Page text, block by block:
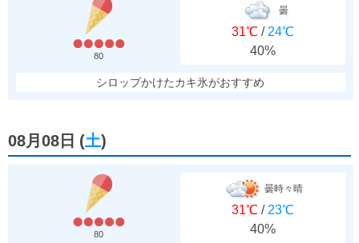
80
曇
31℃ / 24℃
40%
シロップかけたカキ氷がおすすめ
08月08日 (土)
80
曇時々晴
31℃ / 23℃
40%